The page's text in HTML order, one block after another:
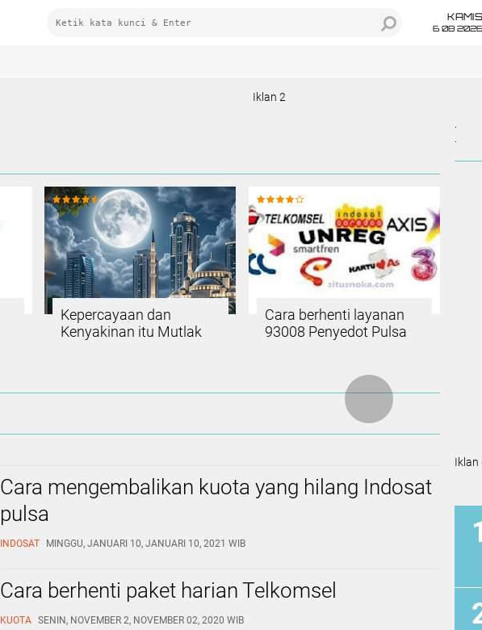
KAMIS
6 08 2026
Iklan 2
Kepercayaan dan
Kenyakinan itu Mutlak
Cara berhenti layanan
93008 Penyedot Pulsa
Cara mengembalikan kuota yang hilang Indosat
pulsa
INDOSAT MINGGU, JANUARI 10, JANUARI 10, 2021 WIB
Cara berhenti paket harian Telkomsel
KUOTA SENIN, NOVEMBER 2, NOVEMBER 02, 2020 WIB
Iklan